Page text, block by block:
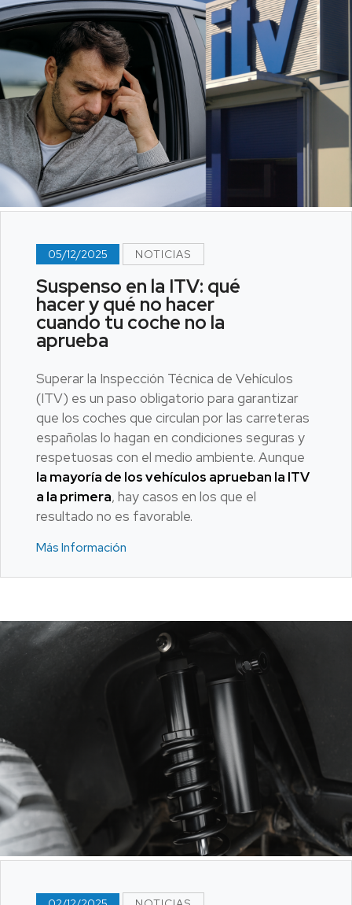
05/12/2025 NOTICIAS
Suspenso en la ITV: qué
hacer y qué no hacer
cuando tu coche no la
aprueba
Superar la Inspección Técnica de Vehículos
(ITV) es un paso obligatorio para garantizar
que los coches que circulan por las carreteras
españolas lo hagan en condiciones seguras y
respetuosas con el medio ambiente. Aunque
la mayoría de los vehículos aprueban la ITV
a la primera, hay casos en los que el
resultado no es favorable.
Más Información